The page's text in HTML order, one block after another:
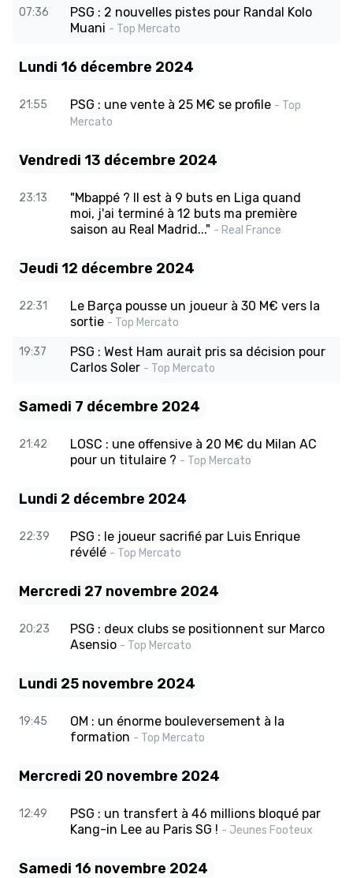
07:36
PSG : 2 nouvelles pistes pour Randal Kolo
Muani - Top Mercato
Lundi 16 décembre 2024
21:55 PSG : une vente à 25 M€ se profile - Top
Mercato
Vendredi 13 décembre 2024
23:13
"Mbappé ? Il est à 9 buts en Liga quand
moi, j'ai terminé à 12 buts ma première
saison au Real Madrid..." - Real France
Jeudi 12 décembre 2024
22:31
Le Barça pousse un joueur à 30 M€ vers la
sortie - Top Mercato
19:37
PSG : West Ham aurait pris sa décision pour
Carlos Soler - Top Mercato
Samedi 7 décembre 2024
21:42
LOSC : une offensive à 20 M€ du Milan AC
pour un titulaire ? - Top Mercato
Lundi 2 décembre 2024
22:39
PSG : le joueur sacrifié par Luis Enrique
révélé - Top Mercato
Mercredi 27 novembre 2024
20:23
PSG : deux clubs se positionnent sur Marco
Asensio - Top Mercato
Lundi 25 novembre 2024
19:45
OM : un énorme bouleversement à la
formation - Top Mercato
Mercredi 20 novembre 2024
12:49
PSG : un transfert à 46 millions bloqué par
Kang-in Lee au Paris SG ! - Jeunes Footeux
Samedi 16 novembre 2024